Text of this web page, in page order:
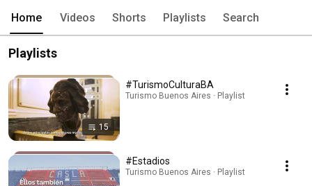
Home Videos Shorts Playlists Search
Playlists
15
#TurismoCulturaBA
Turismo Buenos Aires · Playlist
#Estadios
Turismo Buenos Aires · Playlist